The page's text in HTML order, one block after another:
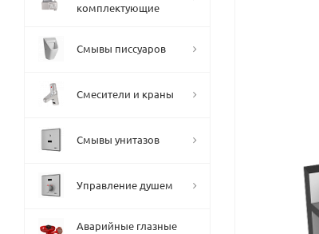
комплектующие
Смывы писсуаров
Смесители и краны
Смывы унитазов
Управление душем
Аварийные глазные